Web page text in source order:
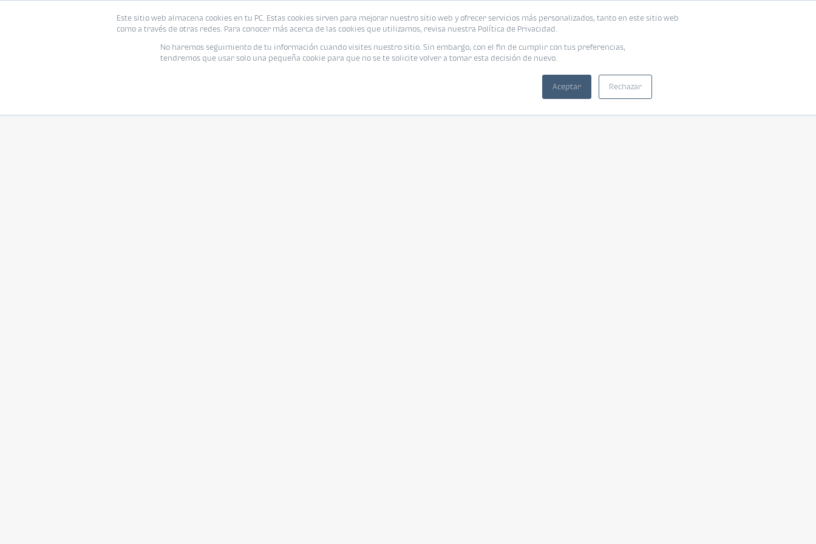
Este sitio web almacena cookies en tu PC. Estas cookies sirven para mejorar nuestro sitio web y ofrecer servicios más personalizados, tanto en este sitio web
como a través de otras redes. Para conocer más acerca de las cookies que utilizamos, revisa nuestra Política de Privacidad.
No haremos seguimiento de tu información cuando visites nuestro sitio. Sin embargo, con el fin de cumplir con tus preferencias,
tendremos que usar solo una pequeña cookie para que no se te solicite volver a tomar esta decisión de nuevo.
Aceptar Rechazar